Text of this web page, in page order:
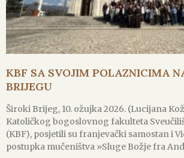
KBF SA SVOJIM POLAZNICIMA
BRIJEGU
Široki Brijeg, 10. ožujka 2026. (Lucijana
Katoličkog bogoslovnog fakulteta
(KBF), posjetili su franjevački samostan i
postupka mučeništva »Sluge Božje fra